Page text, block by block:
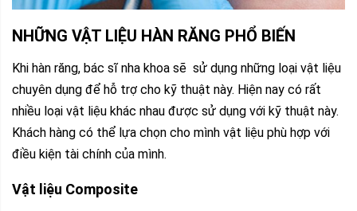
NHỮNG VẬT LIỆU HÀN RĂNG PHỔ BIẾN
Khi hàn răng, bác sĩ nha khoa sẽ sử dụng những loại vật liệu
chuyên dụng để hỗ trợ cho kỹ thuật này. Hiện nay có rất
nhiều loại vật liệu khác nhau được sử dụng với kỹ thuật này.
Khách hàng có thể lựa chọn cho mình vật liệu phù hợp với
điều kiện tài chính của mình.
Vật liệu Composite